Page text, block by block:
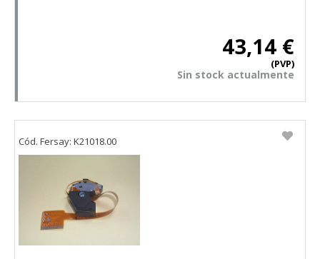
43,14 €
(PVP)
Sin stock actualmente
Cód. Fersay: K21018.00
consultar nuestrapolítica de cookies